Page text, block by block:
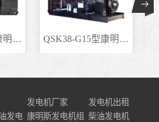
KTA50-GS8型康明斯柴.. QSK38-G15型康明斯柴..
发电机厂家
发电机出租
发电 康明斯发电机组 柴油发电机